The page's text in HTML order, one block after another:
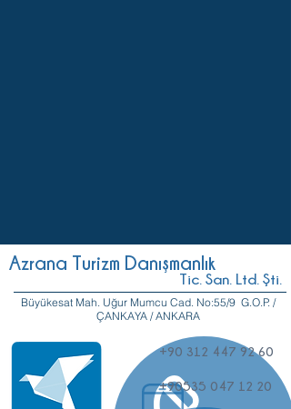
Azrana Turizm Danışmanlık
Tic. San. Ltd. Şti.
Büyükesat Mah. Uğur Mumcu Cad. No:55/9 G.O.P. /
ÇANKAYA / ANKARA
+90 312 447 92 60
+90535 047 12 20